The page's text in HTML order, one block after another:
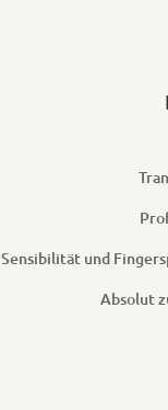
Sensibilität und
Absolut